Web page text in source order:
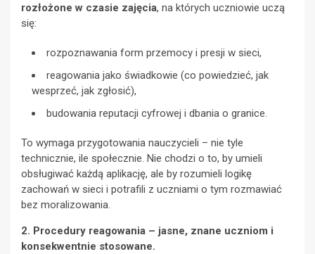
rozłożone w czasie zajęcia, na których uczniowie uczą
się:
rozpoznawania form przemocy i presji w sieci,
reagowania jako świadkowie (co powiedzieć, jak
wesprzeć, jak zgłosić),
budowania reputacji cyfrowej i dbania o granice.
To wymaga przygotowania nauczycieli – nie tyle
technicznie, ile społecznie. Nie chodzi o to, by umieli
obsługiwać każdą aplikację, ale by rozumieli logikę
zachowań w sieci i potrafili z uczniami o tym rozmawiać
bez moralizowania.
2. Procedury reagowania – jasne, znane uczniom i
konsekwentnie stosowane.